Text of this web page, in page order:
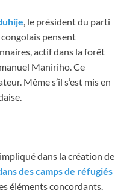
, le président du parti
congolais pensent
actif dans la forêt
Maniriho. Ce
Même s’il s’est mis en
dans la création de
des camps de réfugiés
éléments concordants.